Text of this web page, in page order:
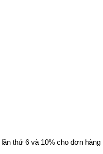
thứ 6 và 10% cho đơn